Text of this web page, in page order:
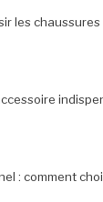
les chaussures
: comment